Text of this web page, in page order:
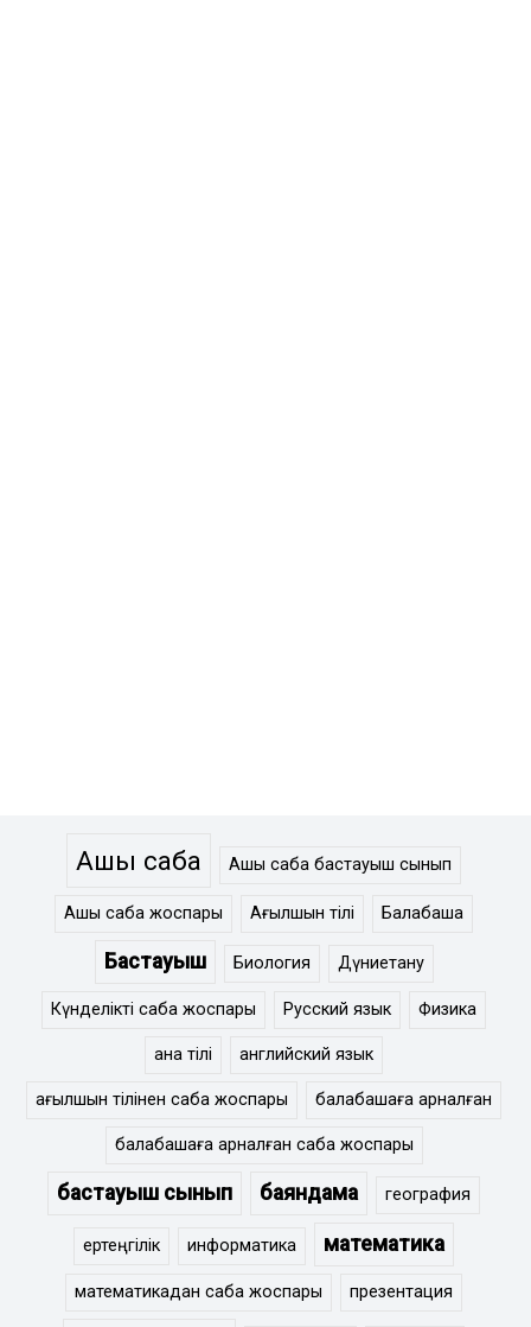
Ашық сабақ Ашық сабақ бастауыш сынып
Ашық сабақ жоспары Ағылшын тілі Балабақша
Бастауыш Биология Дүниетану
Күнделікті сабақ жоспары Русский язык Физика
ана тілі английский язык
ағылшын тілінен сабақ жоспары балабақшаға арналған
балабақшаға арналған сабақ жоспары
бастауыш сынып баяндама география
ертеңгілік информатика математика
математикадан сабақ жоспары презентация